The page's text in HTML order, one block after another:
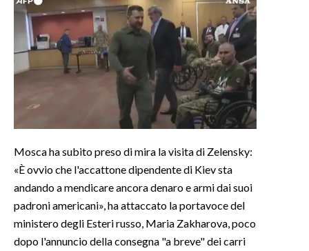
Mosca ha subito preso di mira la visita di Zelensky:
«È ovvio che l'accattone dipendente di Kiev sta
andando a mendicare ancora denaro e armi dai suoi
padroni americani», ha attaccato la portavoce del
ministero degli Esteri russo, Maria Zakharova, poco
dopo l'annuncio della consegna "a breve" dei carri